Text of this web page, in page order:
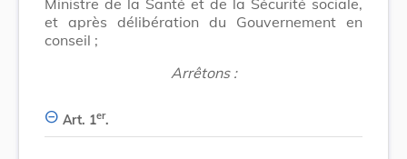
et après délibération du Gouvernement en
conseil ;
Arrêtons :
Art. 1er.